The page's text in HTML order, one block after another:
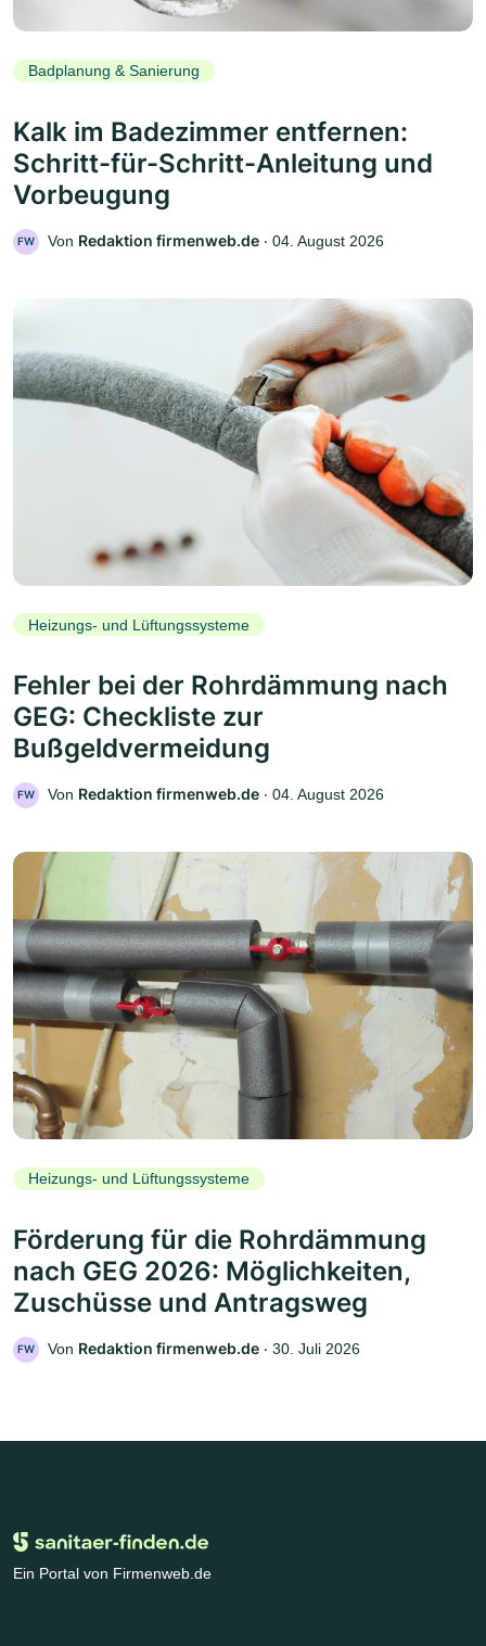
Badplanung & Sanierung
Kalk im Badezimmer entfernen:
Schritt-für-Schritt-Anleitung und
Vorbeugung
FW Von Redaktion firmenweb.de ‧ 04. August 2026
Heizungs- und Lüftungssysteme
Fehler bei der Rohrdämmung nach
GEG: Checkliste zur
Bußgeldvermeidung
FW Von Redaktion firmenweb.de ‧ 04. August 2026
Heizungs- und Lüftungssysteme
Förderung für die Rohrdämmung
nach GEG 2026: Möglichkeiten,
Zuschüsse und Antragsweg
FW Von Redaktion firmenweb.de ‧ 30. Juli 2026
Ein Portal von Firmenweb.de